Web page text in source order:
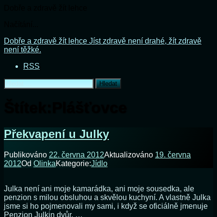
Přejít
k
webu
Dobře a zdravě žít lehce Jíst zdravě není drahé, žít zdravě
není těžké.
RSS
Vyhledávání
Překvapení u Julky
Publikováno 22. června 2012Aktualizováno 19. června
2012Od OlinkaKategorie:Jídlo
Julka není ani moje kamarádka, ani moje sousedka, ale
penzion s milou obsluhou a skvělou kuchyní. A vlastně Julka
jsme si ho pojmenovali my sami, i když se oficiálně jmenuje
Penzion Julkin dvůr. …